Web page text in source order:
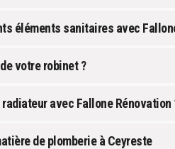
éléments sanitaires avec
votre robinet ?
avec Fallone Rénovation
de plomberie à Ceyreste